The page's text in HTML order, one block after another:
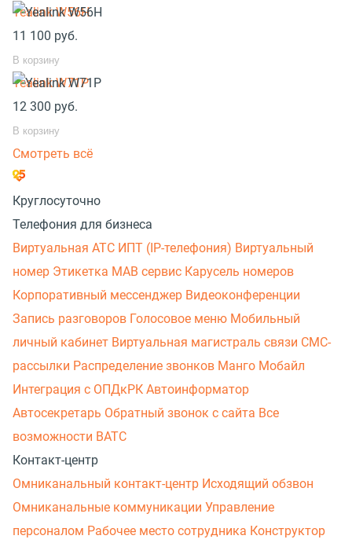
Yealink W56H
11 100 руб.
В корзину
Yealink W71P
12 300 руб.
В корзину
Смотреть всё
Круглосуточно
Телефония для бизнеса
Виртуальная АТС ИПТ (IP-телефония) Виртуальный
номер Этикетка МАВ сервис Карусель номеров
Корпоративный мессенджер Видеоконференции
Запись разговоров Голосовое меню Мобильный
личный кабинет Виртуальная магистраль связи СМС-
рассылки Распределение звонков Манго Мобайл
Интеграция с ОПДкРК Автоинформатор
Автосекретарь Обратный звонок с сайта Все
возможности ВАТС
Контакт-центр
Омниканальный контакт-центр Исходящий обзвон
Омниканальные коммуникации Управление
персоналом Рабочее место сотрудника Конструктор